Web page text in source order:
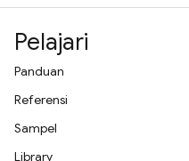
Pelajari
Panduan
Referensi
Sampel
Library